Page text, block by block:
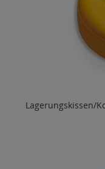
Lagerungskissen/